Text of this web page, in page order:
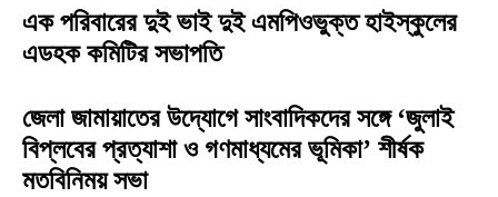
এক পরিবারের দুই ভাই দুই এমপিওভুক্ত হাইস্কুলের
এডহক কমিটির সভাপতি
জেলা জামায়াতের উদ্যোগে সাংবাদিকদের সঙ্গে ‘জুলাই
বিপ্লবের প্রত্যাশা ও গণমাধ্যমের ভূমিকা’ শীর্ষক
মতবিনিময় সভা